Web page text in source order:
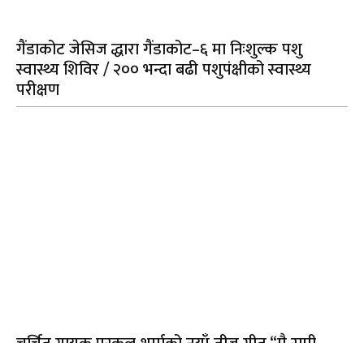
गैंडाकोट जेसिज द्धारा गैंडाकोट–६ मा निःशुल्क पशु
स्वास्थ्य शिविर / २०० भन्दा बढी पशुपंक्षीको स्वास्थ्य
परीक्षण